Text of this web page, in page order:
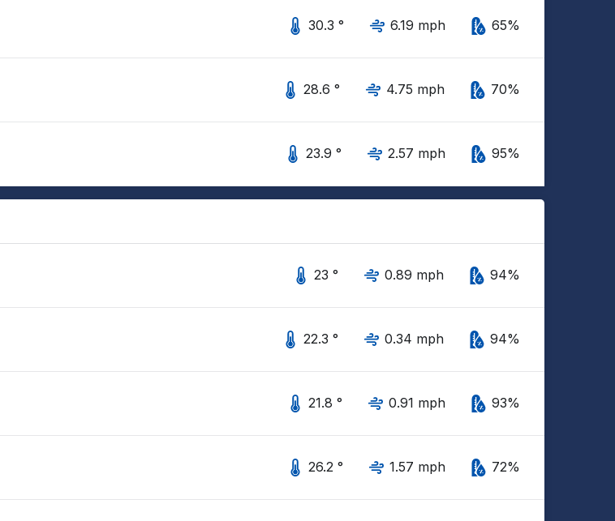
30.3 ° 6.19 mph 65%
28.6 ° 4.75 mph 70%
23.9 ° 2.57 mph 95%
23 ° 0.89 mph 94%
22.3 ° 0.34 mph 94%
21.8 ° 0.91 mph 93%
26.2 ° 1.57 mph 72%